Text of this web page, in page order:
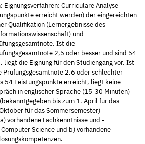
Eignungsverfahren: Curriculare Analyse
erreicht werden) der eingereichten
Qualifikation (Lernergebnisse des
und
Ist die
2,5 oder besser und sind 54
die Eignung für den Studiengang vor. Ist
Prüfungsgesamtnote 2,6 oder schlechter
54 Leistungspunkte erreicht, liegt keine
in englischer Sprache (15-30 Minuten)
bis zum 1. April für das
für das Sommersemester)
vorhandene Fachkenntnisse und -
Science und b) vorhandene